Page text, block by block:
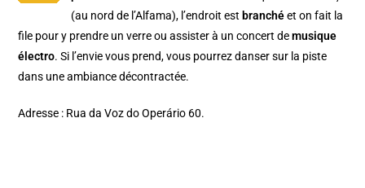
(au nord de l’Alfama), l’endroit est branchéet on fait la
file pour y prendre un verre ou assister à un concert demusique
électro. Si l’envie vous prend, vous pourrez danser sur la piste
dans une ambiance décontractée.
Adresse : Rua da Voz do Operário 60.